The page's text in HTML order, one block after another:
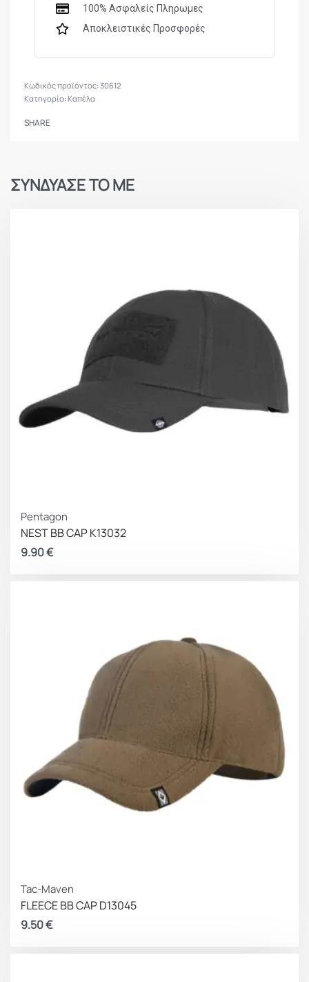
100% Ασφαλείς Πληρωμες
Αποκλειστικές Προσφορές
30612
Κατηγορία:Καπέλα
SHARE
ΣΥΝΔΥΑΣΕ ΤΟ ΜΕ
Pentagon
NEST BB CAP K13032
9.90€
Tac-Maven
FLEECE BB CAP D13045
9.50€